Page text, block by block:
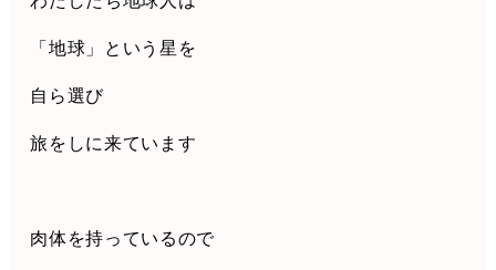
「地球」という星を
自ら選び
旅をしに来ています
肉体を持っているので